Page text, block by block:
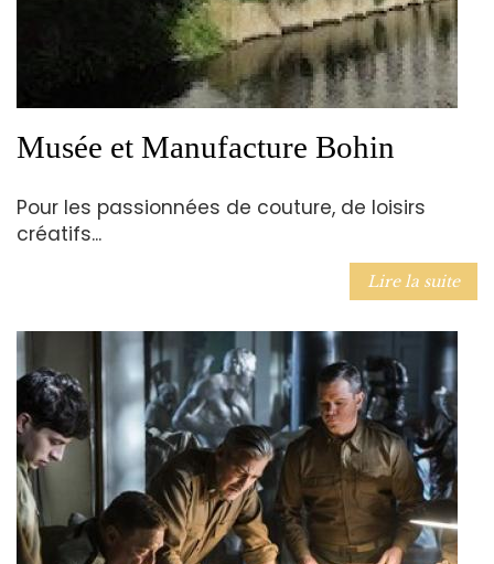
Musée et Manufacture Bohin
Pour les passionnées de couture, de loisirs
créatifs...
Lire la suite